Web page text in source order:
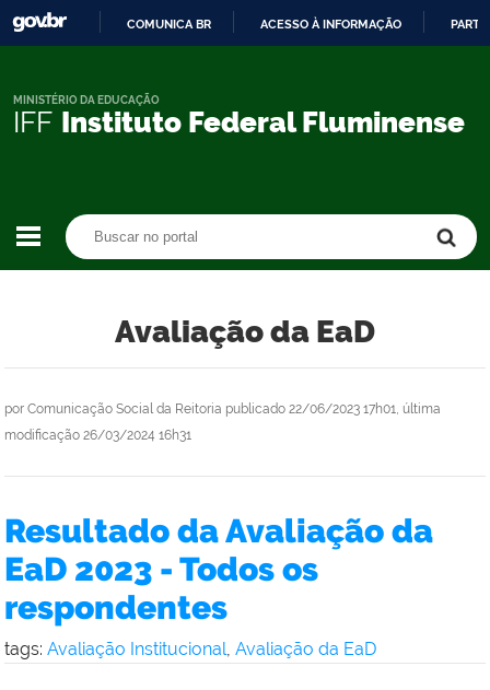
CONTEÚDO
COMUNICA BR ACESSO À INFORMAÇÃO
IFF Instituto Federal Fluminense
MINISTÉRIO DA EDUCAÇÃO
Avaliação da EaD
por Comunicação Social da Reitoria publicado 22/06/2023 17h01, última
modificação 26/03/2024 16h31
Resultado da Avaliação da
EaD 2023 - Todos os
respondentes
tags: Avaliação Institucional, Avaliação da EaD